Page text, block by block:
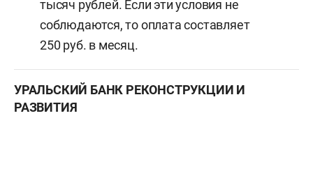
тысяч рублей. Если эти условия не
соблюдаются, то оплата составляет
250 руб. в месяц.
УРАЛЬСКИЙ БАНК РЕКОНСТРУКЦИИ И
РАЗВИТИЯ